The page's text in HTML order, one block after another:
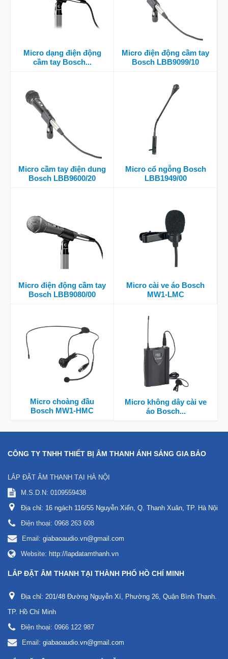
Micro dạng điện động
cầm tay Bosch...
Micro điện động cầm tay
Bosch LBB9099/10
Micro cầm tay điện dung
Bosch LBB9600/20
Micro cổ ngỗng Bosch
LBB1949/00
Micro điện động cầm tay
Bosch LBB9080/00
Micro cài ve áo Bosch
MW1-LMC
Micro choàng đầu
Bosch MW1-HMC
Micro không dây cài ve
áo Bosch...
CÔNG TY TNHH THIẾT BỊ ÂM THANH ÁNH SÁNG GIA BẢO
LẮP ĐẶT ÂM THANH TẠI HÀ NỘI
M.S.D.N: 0109559438
Địa chỉ: 16 ngách 116/55 Nguyễn Xiển, Q. Thanh Xuân, TP. Hà Nội
Điện thoại: 0968 263 608
Email: giabaoaudio.vn@gmail.com
Website: http://lapdatamthanh.vn
LẮP ĐẶT ÂM THANH TẠI THÀNH PHỐ HỒ CHÍ MINH
Địa chỉ: 201/48 Đường Nguyễn Xí, Phường 26, Quận Bình Thạnh.
TP. Hồ Chí Minh
Điện thoại: 0966 122 987
Email: giabaoaudio.vn@gmail.com